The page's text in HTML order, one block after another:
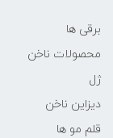
برقی ها
محصولات ناخن
ژل
دیزاین ناخن
قلم مو ها